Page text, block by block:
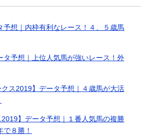
予想｜内枠有利なレース！４、５歳馬
タ予想｜上位人気馬が強いレース！外
クス2019】データ予想｜４歳馬が大活
2019】データ予想｜１番人気馬の複勝
８勝！